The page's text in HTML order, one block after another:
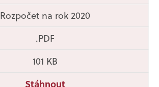
Rozpočet na rok 2020
.PDF
101 KB
Stáhnout